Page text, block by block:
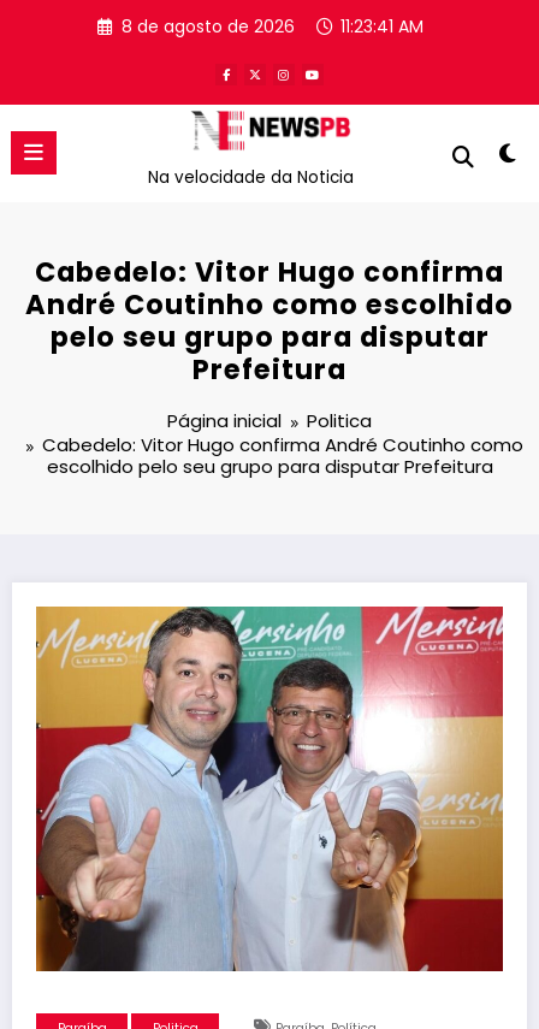
8 de agosto de 2026 11:23:41 AM
Na velocidade da Noticia
Cabedelo: Vitor Hugo confirma
André Coutinho como escolhido
pelo seu grupo para disputar
Prefeitura
Página inicial
Politica
Cabedelo: Vitor Hugo confirma André Coutinho como
escolhido pelo seu grupo para disputar Prefeitura